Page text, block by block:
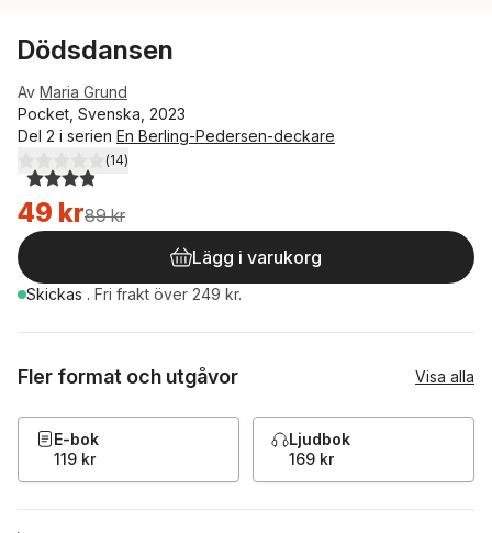
Dödsdansen
Av Maria Grund
Pocket, Svenska, 2023
Del 2 i serien En Berling-Pedersen-deckare
3,9utav 5 stjärnor. Totalt antal röster:
(14)
49 kr89 kr
Lägg i varukorg
Skickas . Fri frakt över 249 kr.
Fler format och utgåvor Visa alla
E-bok
119 kr
Ljudbok
169 kr